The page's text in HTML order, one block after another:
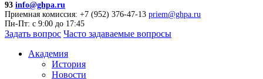
93 info@ghpa.ru
Приемная комиссия: +7 (952) 376-47-13 priem@ghpa.ru
Пн-Пт: с 9:00 до 17:45
Задать вопрос Часто задаваемые вопросы
Академия
История
Новости